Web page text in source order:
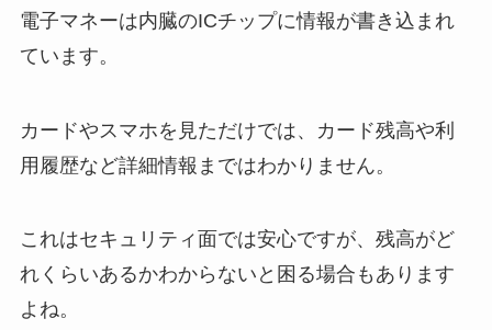
電子マネーは内臓のICチップに情報が書き込まれ
ています。
カードやスマホを見ただけでは、カード残高や利
用履歴など詳細情報まではわかりません。
これはセキュリティ面では安心ですが、残高がど
れくらいあるかわからないと困る場合もあります
よね。